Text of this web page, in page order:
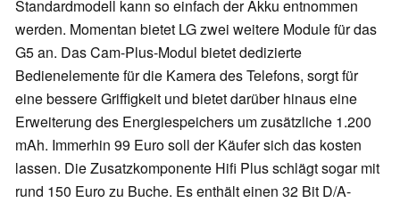
Standardmodell kann so einfach der Akku entnommen
werden. Momentan bietet LG zwei weitere Module für das
G5 an. Das Cam-Plus-Modul bietet dedizierte
Bedienelemente für die Kamera des Telefons, sorgt für
eine bessere Griffigkeit und bietet darüber hinaus eine
Erweiterung des Energiespeichers um zusätzliche 1.200
mAh. Immerhin 99 Euro soll der Käufer sich das kosten
lassen. Die Zusatzkomponente Hifi Plus schlägt sogar mit
rund 150 Euro zu Buche. Es enthält einen 32 Bit D/A-